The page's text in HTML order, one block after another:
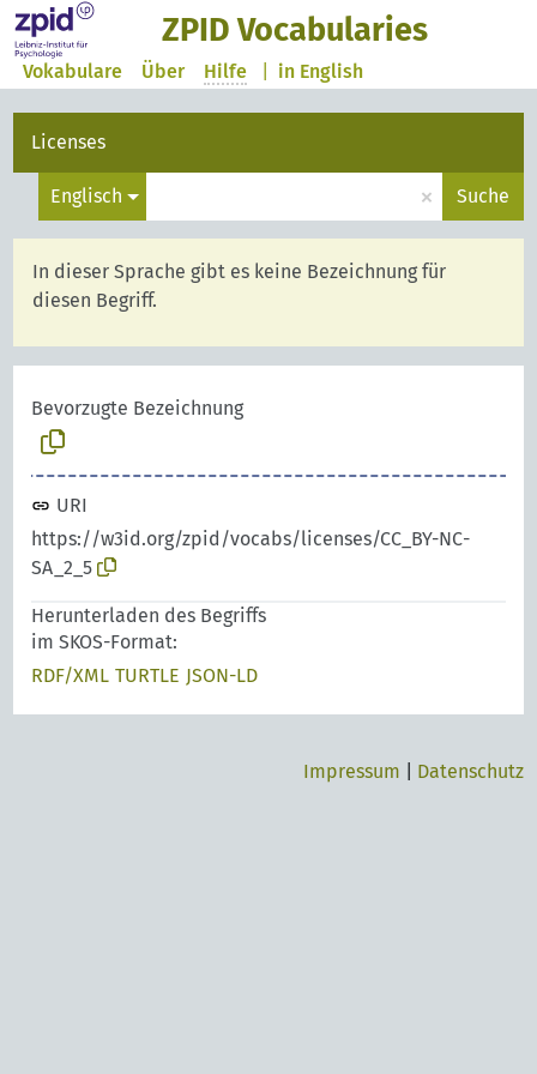
ZPID Vocabularies
in English
Vokabulare Über Hilfe
Licenses
Englisch × Suche
In dieser Sprache gibt es keine Bezeichnung für
diesen Begriff.
Bevorzugte Bezeichnung
URI
https://w3id.org/zpid/vocabs/licenses/CC_BY-NC-
SA_2_5
Herunterladen des Begriffs
im SKOS-Format:
RDF/XML TURTLE JSON-LD
Impressum Datenschutz